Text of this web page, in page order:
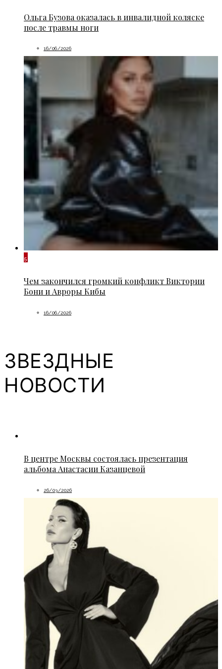
Ольга Бузова оказалась в инвалидной коляске
после травмы ноги
16/06/2026
5
Чем закончился громкий конфликт Виктории
Бони и Авроры Кибы
16/06/2026
ЗВЕЗДНЫЕ
НОВОСТИ
В центре Москвы состоялась презентация
альбома Анастасии Казанцевой
26/03/2026